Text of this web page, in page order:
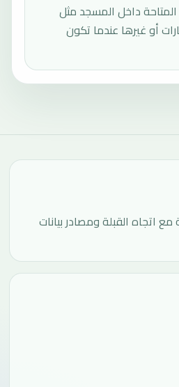
داخل المسجد مثل
أو غيرها عندما تكون
اتجاه القبلة ومصادر بيانات